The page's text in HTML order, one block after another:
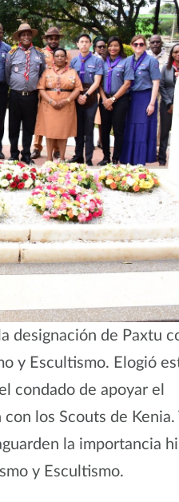
designación de Paxtu
y Escultismo. Elogió
condado de apoyar el
los Scouts de Kenia.
la importancia
y Escultismo.